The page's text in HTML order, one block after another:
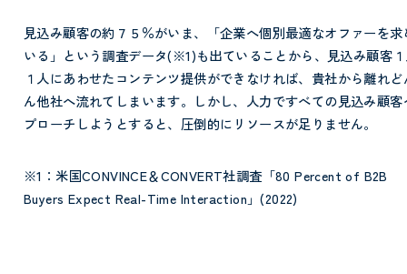
見込み顧客の約７５％がいま、「企業へ個別最適なオファーを求
いる」という調査データ(※1)も出ていることから、見込み顧客
１人にあわせたコンテンツ提供ができなければ、貴社から離れど
ん他社へ流れてしまいます。しかし、人力ですべての見込み顧客
プローチしようとすると、圧倒的にリソースが足りません。
※1：米国CONVINCE＆CONVERT社調査「80 Percent of B2B
Buyers Expect Real-Time Interaction」(2022)